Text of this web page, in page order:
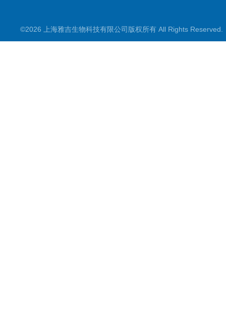
©2026 上海雅吉生物科技有限公司版权所有 All Rights